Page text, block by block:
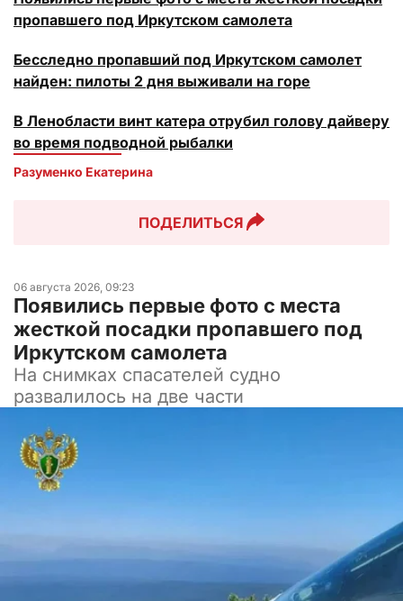
пропавшего под Иркутском самолета
Бесследно пропавший под Иркутском самолет
найден: пилоты 2 дня выживали на горе
В Ленобласти винт катера отрубил голову дайверу
во время подводной рыбалки
Разуменко Екатерина
ПОДЕЛИТЬСЯ
06 августа 2026, 09:23
Появились первые фото с места
жесткой посадки пропавшего под
Иркутском самолета
На снимках спасателей судно
развалилось на две части